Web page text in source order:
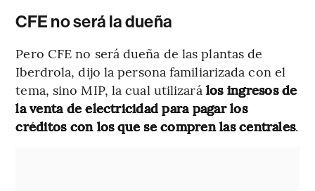
CFE no será la dueña
Pero CFE no será dueña de las plantas de
Iberdrola, dijo la persona familiarizada con el
tema, sino MIP, la cual utilizarálos ingresos de
la venta de electricidad para pagar los
créditos con los que se compren las centrales.